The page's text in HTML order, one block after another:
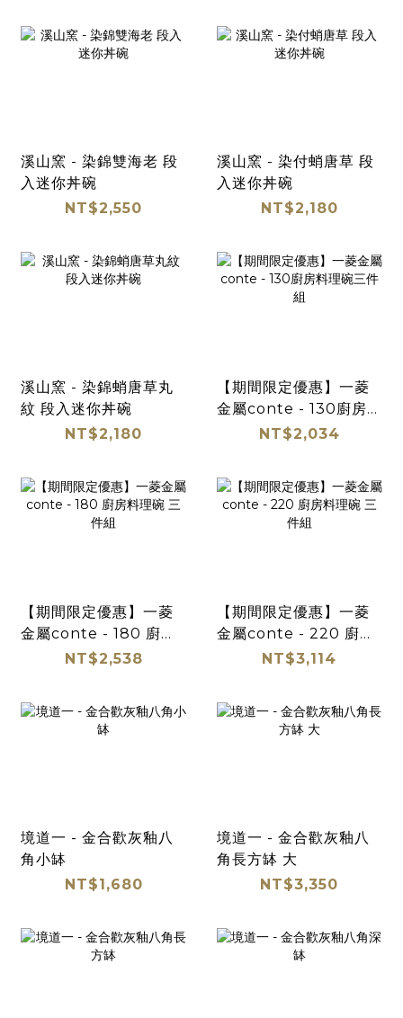
溪山窯 - 染錦雙海老 段
入迷你丼碗
NT$2,550
溪山窯 - 染付蛸唐草 段
入迷你丼碗
NT$2,180
溪山窯 - 染錦蛸唐草丸
紋 段入迷你丼碗
NT$2,180
【期間限定優惠】一菱
金屬conte - 130廚房料
理碗三件組NT$2,034
【期間限定優惠】一菱
金屬conte - 180 廚房
料理碗 三件組
NT$2,538
【期間限定優惠】一菱
金屬conte - 220 廚房
料理碗 三件組
NT$3,114
境道一 - 金合歡灰釉八
角小缽
NT$1,680
境道一 - 金合歡灰釉八
角長方缽 大
NT$3,350